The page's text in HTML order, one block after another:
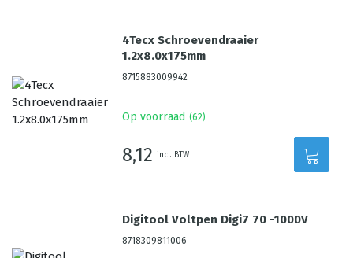
4Tecx Schroevendraaier
1.2x8.0x175mm
8715883009942
Op voorraad (62)
8,12 incl. BTW
Digitool Voltpen Digi7 70 -1000V
8718309811006